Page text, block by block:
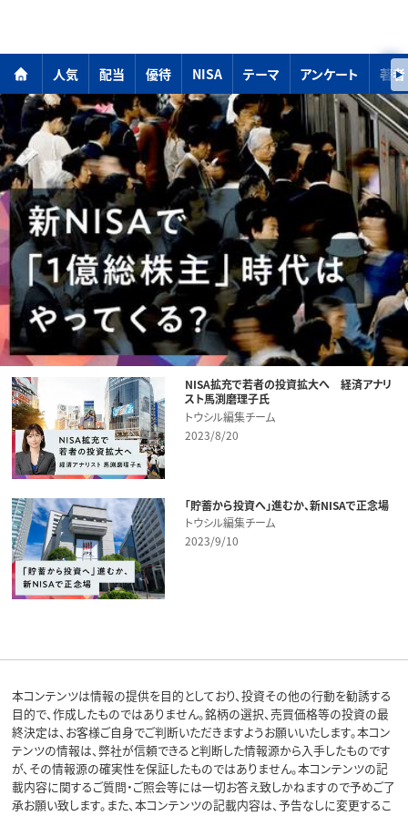
人気 配当 優待 NISA テーマ アンケート 著者
NISA拡充で若者の投資拡大へ 経済アナリ
スト馬渕磨理子氏
トウシル編集チーム
2023/8/20
「貯蓄から投資へ」進むか、新NISAで正念場
トウシル編集チーム
2023/9/10
本コンテンツは情報の提供を目的としており、投資その他の行動を勧誘する
目的で、作成したものではありません。銘柄の選択、売買価格等の投資の最
終決定は、お客様ご自身でご判断いただきますようお願いいたします。本コン
テンツの情報は、弊社が信頼できると判断した情報源から入手したものです
が、その情報源の確実性を保証したものではありません。本コンテンツの記
載内容に関するご質問・ご照会等には一切お答え致しかねますので予めご了
承お願い致します。また、本コンテンツの記載内容は、予告なしに変更するこ